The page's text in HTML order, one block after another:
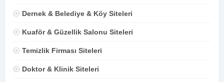
Dernek & Belediye & Köy Siteleri
Kuaför & Güzellik Salonu Siteleri
Temizlik Firması Siteleri
Doktor & Klinik Siteleri